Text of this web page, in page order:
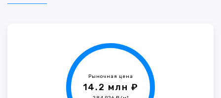
Рыночная цена
14.2 млн ₽